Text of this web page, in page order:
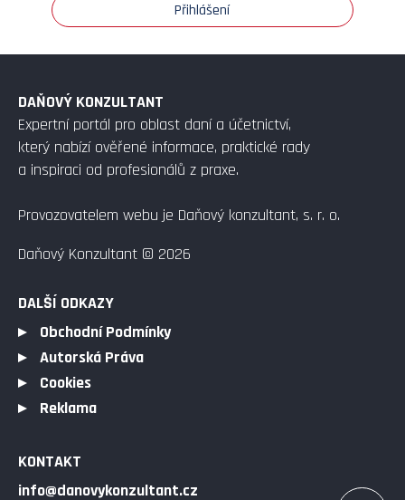
Přihlášení
DAŇOVÝ KONZULTANT
Expertní portál pro oblast daní a účetnictví,
který nabízí ověřené informace, praktické rady
a inspiraci od profesionálů z praxe.
Provozovatelem webu je Daňový konzultant, s. r. o.
Daňový Konzultant © 2026
DALŠÍ ODKAZY
Obchodní Podmínky
Autorská Práva
Cookies
Reklama
KONTAKT
info@danovykonzultant.cz